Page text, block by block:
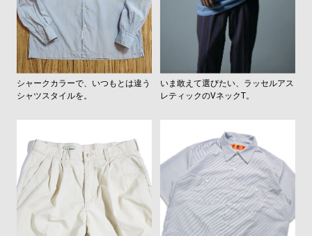
シャークカラーで、いつもとは違う
シャツスタイルを。
いま敢えて選びたい、ラッセルアス
レティックのVネックT。